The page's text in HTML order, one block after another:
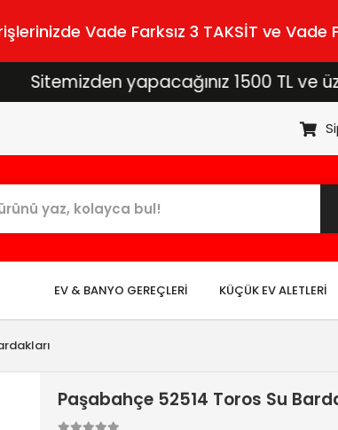
Vade Farksız 3 TAKSİT ve Vade
yapacağınız 1500 TL ve üzeri
EV & BANYO GEREÇLERİ KÜÇÜK EV ALETLERİ
Paşabahçe 52514 Toros Su